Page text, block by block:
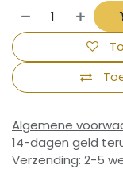
Algemene
14-dagen geld
Verzending: 2-5